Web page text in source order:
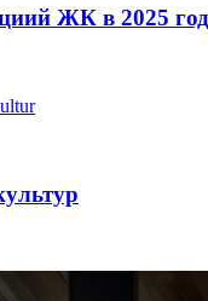
ЖК в 2025